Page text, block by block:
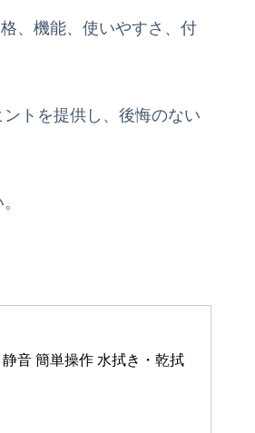
、機能、使いやすさ、付
トを提供し、後悔のない
音 簡単操作 水拭き・乾拭